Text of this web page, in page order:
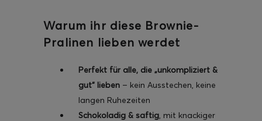
Warum ihr diese Brownie-
Pralinen lieben werdet
Perfekt für alle, die „unkompliziert &
gut“ lieben – kein Ausstechen, keine
langen Ruhezeiten
Schokoladig & saftig, mit knackiger